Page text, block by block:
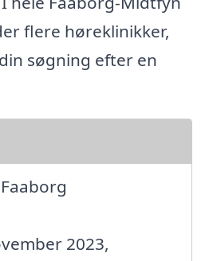
flere høreklinikker,
søgning efter en
2023,